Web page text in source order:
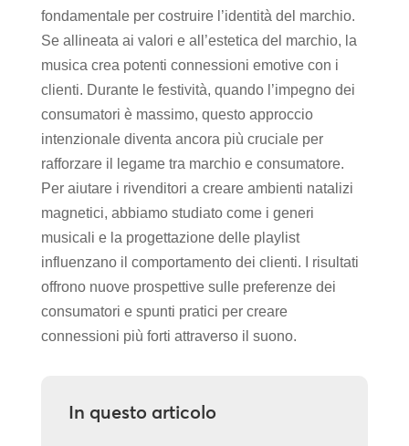
fondamentale per costruire l’identità del marchio.
Se allineata ai valori e all’estetica del marchio, la
musica crea potenti connessioni emotive con i
clienti. Durante le festività, quando l’impegno dei
consumatori è massimo, questo approccio
intenzionale diventa ancora più cruciale per
rafforzare il legame tra marchio e consumatore.
Per aiutare i rivenditori a creare ambienti natalizi
magnetici, abbiamo studiato come i generi
musicali e la progettazione delle playlist
influenzano il comportamento dei clienti. I risultati
offrono nuove prospettive sulle preferenze dei
consumatori e spunti pratici per creare
connessioni più forti attraverso il suono.
In questo articolo